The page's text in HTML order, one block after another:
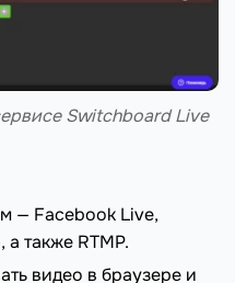
Switchboard Live
— Facebook Live,
также RTMP.
видео в браузере и